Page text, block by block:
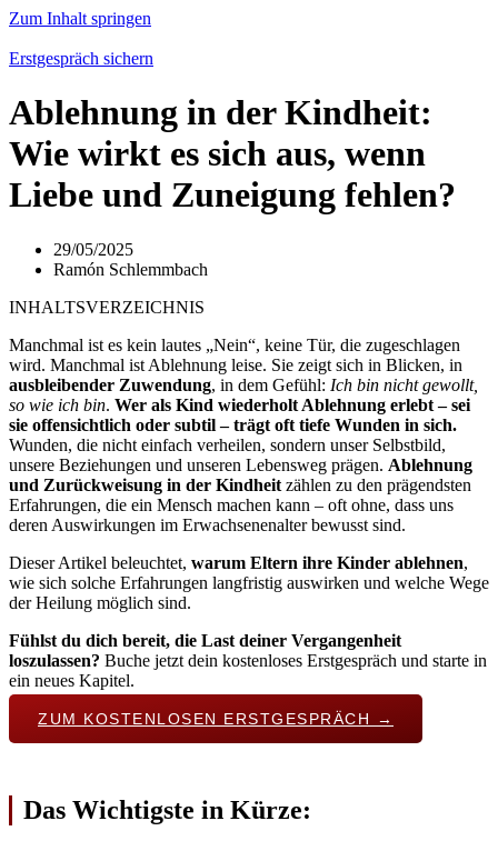
Zum Inhalt springen
Erstgespräch sichern
Ablehnung in der Kindheit:
Wie wirkt es sich aus, wenn
Liebe und Zuneigung fehlen?
29/05/2025
Ramón Schlemmbach
INHALTSVERZEICHNIS
Manchmal ist es kein lautes „Nein“, keine Tür, die zugeschlagen
wird. Manchmal ist Ablehnung leise. Sie zeigt sich in Blicken, in
ausbleibender Zuwendung, in dem Gefühl: Ich bin nicht gewollt,
so wie ich bin. Wer als Kind wiederholt Ablehnung erlebt – sei
sie offensichtlich oder subtil – trägt oft tiefe Wunden in sich.
Wunden, die nicht einfach verheilen, sondern unser Selbstbild,
unsere Beziehungen und unseren Lebensweg prägen. Ablehnung
und Zurückweisung in der Kindheit zählen zu den prägendsten
Erfahrungen, die ein Mensch machen kann – oft ohne, dass uns
deren Auswirkungen im Erwachsenenalter bewusst sind.
Dieser Artikel beleuchtet, warum Eltern ihre Kinder ablehnen,
wie sich solche Erfahrungen langfristig auswirken und welche Wege
der Heilung möglich sind.
Fühlst du dich bereit, die Last deiner Vergangenheit
loszulassen? Buche jetzt dein kostenloses Erstgespräch und starte in
ein neues Kapitel.
ZUM KOSTENLOSEN ERSTGESPRÄCH →
Das Wichtigste in Kürze: